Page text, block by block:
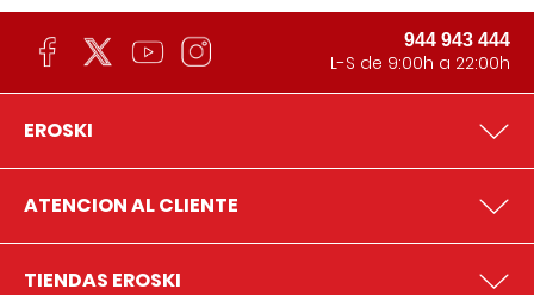
944 943 444
L-S de 9:00h a 22:00h
EROSKI
ATENCION AL CLIENTE
TIENDAS EROSKI